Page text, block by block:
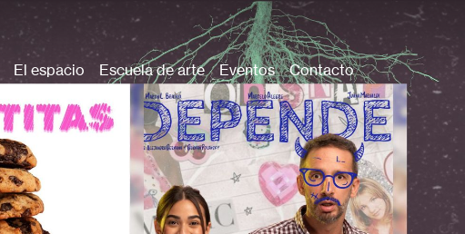
El espacio Escuela de arte Eventos Contacto